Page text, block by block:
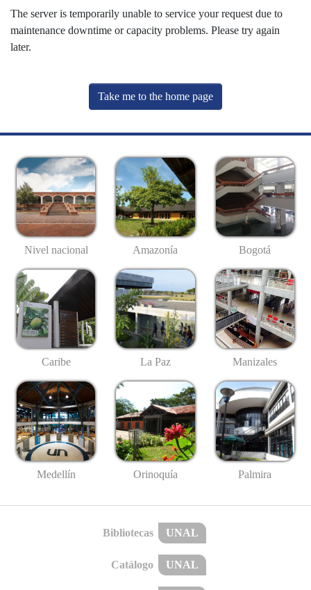
The server is temporarily unable to service your request due to
maintenance downtime or capacity problems. Please try again
later.
Take me to the home page
Nivel nacional Amazonía Bogotá
Caribe La Paz Manizales
Medellín Orinoquía Palmira
Bibliotecas UNAL
Catálogo UNAL